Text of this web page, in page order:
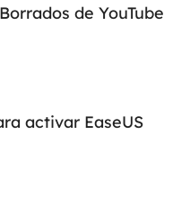
de YouTube
activar EaseUS